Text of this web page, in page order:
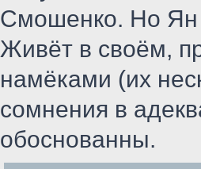
Смошенко. Но Ян
Живёт в своём,
намёками (их
сомнения в
обоснованны.